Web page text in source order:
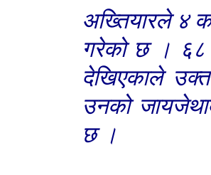
अख्तियारले ४
गरेको छ । ६८
देखिएकाले
उनको
छ ।